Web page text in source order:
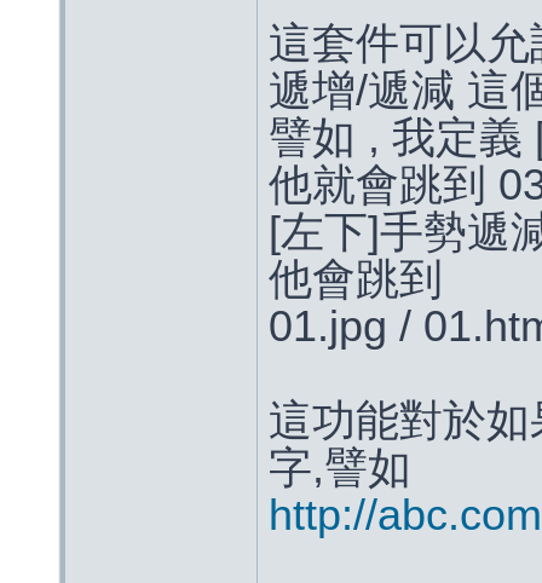
這套件可以
遞增/遞減 這
譬如 , 我定義
他就會跳到
[左下]手勢遞
他會跳到
01.jpg /
這功能對於
字,譬如
http://